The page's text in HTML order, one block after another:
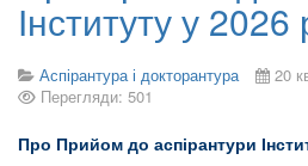
Інституту у 2026
Аспірантура і докторантура
20
Перегляди: 501
Про Прийом до аспірантури